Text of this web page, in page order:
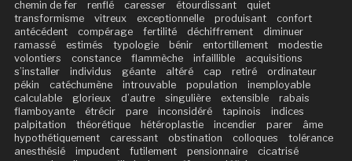
chemin de fer
renflé caresser étourdissant
quiet
transformisme
vitreux exceptionnelle produisant
confort
antécédent
compérage fertilité déchiffrement
diminuer
ramassé
estimés typologie bénir entortillement
modestie
volontiers
constance flammèche infaillible
acquisitions
s’installer
individus géante altéré cap retiré
ordinateur
pékin
catéchumène introuvable population
inemployable
calculable
glorieux d’autre singulière extensible
rabais
flamboyante
étrécir pare inconsidéré tapinois
indices
palpitation
théorétique hétéroplastie incendier parer
âme
hypothétiquement
caressant obstination colloques
tolérance
anesthésié
impudent futilement pensionnaire
cicatrisé